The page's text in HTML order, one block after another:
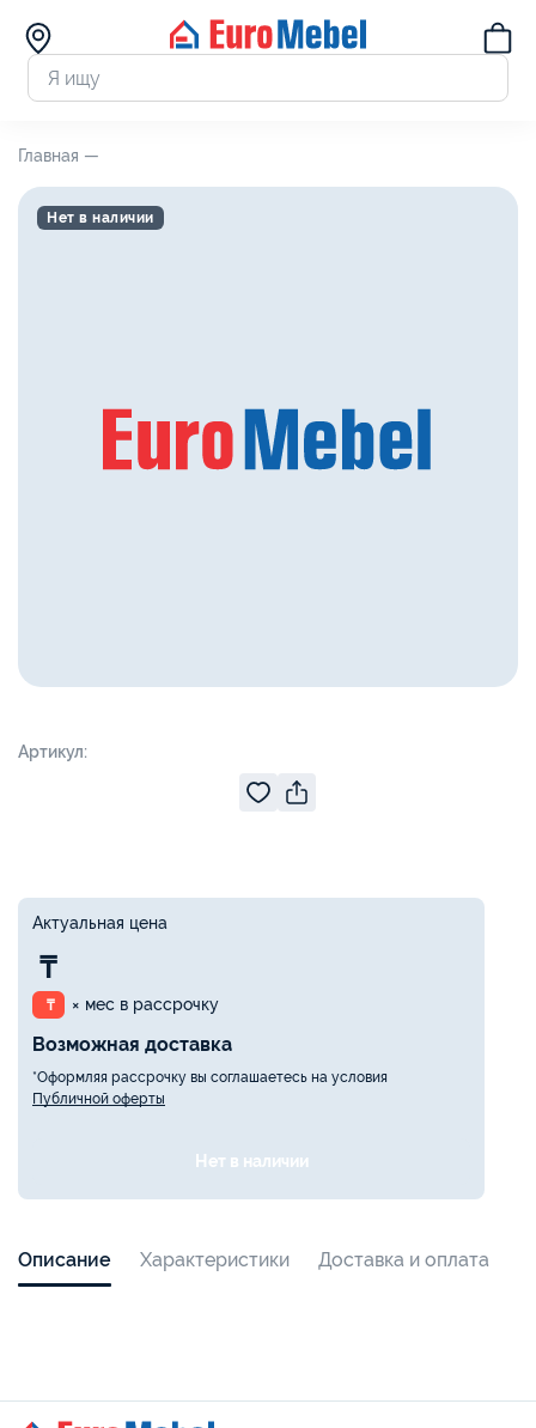
Главная —
Артикул:
Нет в наличии
Актуальная цена
₸
₸ × мес в рассрочку
Возможная доставка
*Оформляя рассрочку вы соглашаетесь на условия
Публичной оферты
Нет в наличии
Описание Характеристики Доставка и оплата